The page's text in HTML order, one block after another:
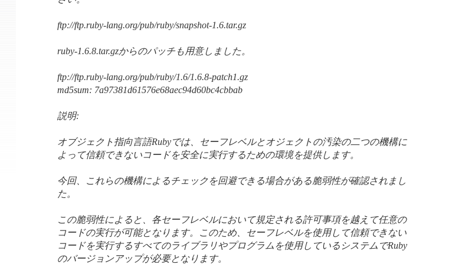
ftp://ftp.ruby-lang.org/pub/ruby/snapshot-1.6.tar.gz
ruby-1.6.8.tar.gzからのパッチも用意しました。
ftp://ftp.ruby-lang.org/pub/ruby/1.6/1.6.8-patch1.gz
md5sum: 7a97381d61576e68aec94d60bc4cbbab
説明:
オブジェクト指向言語Rubyでは、セーフレベルとオジェクトの汚染の二つの機構に
よって信頼できないコードを安全に実行するための環境を提供します。
今回、これらの機構によるチェックを回避できる場合がある脆弱性が確認されまし
た。
この脆弱性によると、各セーフレベルにおいて規定される許可事項を越えて任意の
コードの実行が可能となります。このため、セーフレベルを使用して信頼できない
コードを実行するすべてのライブラリやプログラムを使用しているシステムでRuby
のバージョンアップが必要となります。